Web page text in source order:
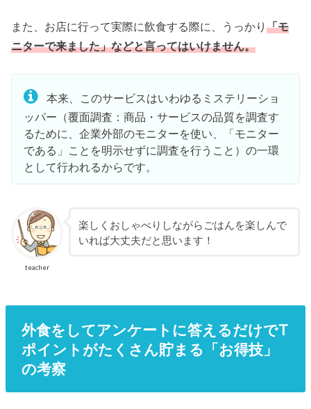
また、お店に行って実際に飲食する際に、うっかり「モ
ニターで来ました」などと言ってはいけません。
本来、このサービスはいわゆるミステリーショ
ッパー（覆面調査：商品・サービスの品質を調査す
るために、企業外部のモニターを使い、「モニター
である」ことを明示せずに調査を行うこと）の一環
として行われるからです。
teacher
楽しくおしゃべりしながらごはんを楽しんで
いれば大丈夫だと思います！
外食をしてアンケートに答えるだけでT
ポイントがたくさん貯まる「お得技」
の考察